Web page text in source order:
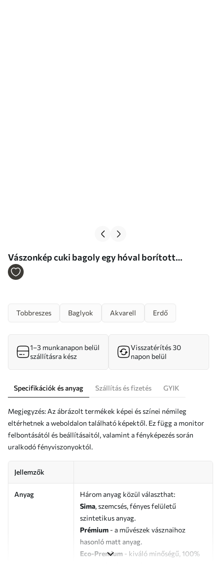
Vászonkép cuki bagoly egy hóval borított
fenyőágon, akvarell stílusban Nr m01168
Tobbreszes Baglyok Akvarell Erdő
1–3 munkanapon belül
szállításra kész
Visszatérítés 30
napon belül
Specifikációk és anyag Szállítás és fizetés GYIK
Megjegyzés: Az ábrázolt termékek képei és színei némileg
eltérhetnek a weboldalon található képektől. Ez függ a monitor
felbontásától és beállításaitól, valamint a fényképezés során
uralkodó fényviszonyoktól.
Jellemzők
Anyag
Három anyag közül választhat:
Sima, szemcsés, fényes felületű
szintetikus anyag.
Prémium - a művészek vásznaihoz
hasonló matt anyag.
Eco-Premium - kiváló minőségű, 100%